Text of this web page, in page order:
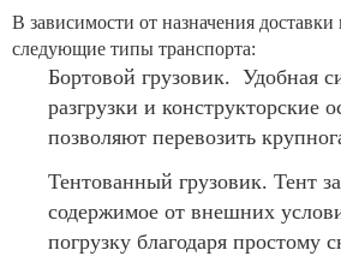
В зависимости от назначения
следующие типы транспорта:
Бортовой грузовик. Удобная
разгрузки и конструкторские
позволяют перевозить
Тентованный грузовик. Тент
содержимое от внешних
погрузку благодаря простому